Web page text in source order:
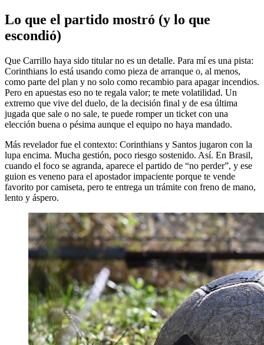
Lo que el partido mostró (y lo que
escondió)
Que Carrillo haya sido titular no es un detalle. Para mí es una pista:
Corinthians lo está usando como pieza de arranque o, al menos,
como parte del plan y no solo como recambio para apagar incendios.
Pero en apuestas eso no te regala valor; te mete volatilidad. Un
extremo que vive del duelo, de la decisión final y de esa última
jugada que sale o no sale, te puede romper un ticket con una
elección buena o pésima aunque el equipo no haya mandado.
Más revelador fue el contexto: Corinthians y Santos jugaron con la
lupa encima. Mucha gestión, poco riesgo sostenido. Así. En Brasil,
cuando el foco se agranda, aparece el partido de “no perder”, y ese
guion es veneno para el apostador impaciente porque te vende
favorito por camiseta, pero te entrega un trámite con freno de mano,
lento y áspero.